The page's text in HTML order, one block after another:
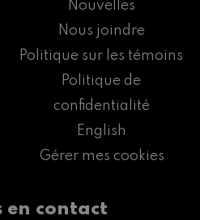
Nouvelles
Nous joindre
Politique sur les témoins
Politique de
confidentialité
English
Gérer mes cookies
en contact